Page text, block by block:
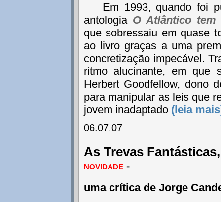
Em 1993, quando foi
antologia O Atlântico tem
que sobressaiu em quase
ao livro graças a uma
concretização impecável.
ritmo alucinante, em que
Herbert Goodfellow, dono
para manipular as leis que
jovem inadaptado (leia
06.07.07
As Trevas
novidade -
uma crítica de Jorge